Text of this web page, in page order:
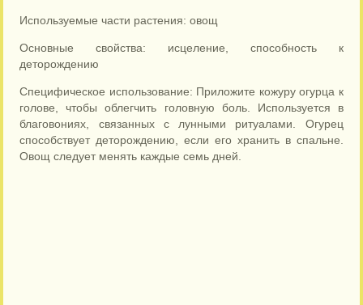
Используемые части растения: овощ
Основные свойства: исцеление, способность к
деторождению
Специфическое использование: Приложите кожуру огурца к
голове, чтобы облегчить головную боль. Используется в
благовониях, связанных с лунными ритуалами. Огурец
способствует деторождению, если его хранить в спальне.
Овощ следует менять каждые семь дней.